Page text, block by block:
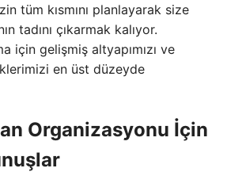
tüm kısmını planlayarak size
tadını çıkarmak kalıyor.
için gelişmiş altyapımızı ve
en üst düzeyde
Organizasyonu İçin